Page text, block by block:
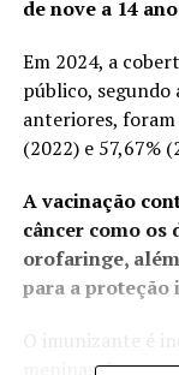
de nove a 14
Em 2024, a
público, segundo
anteriores, foram
(2022) e 57,67%
A vacinação
câncer como os
orofaringe,
para a
O imunizante é
meninas de nove